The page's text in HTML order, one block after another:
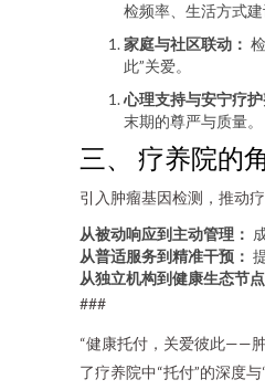
检频率、生活方式
家庭与社区联动：
此”关爱。
心理支持与安宁疗护
末期的尊严与质量。
三、 疗养院的
引入肿瘤基因检测，推动
从被动响应到主动管理：
从普适服务到精准干预：
从独立机构到健康生态节点
###
“健康托付，关爱彼此——
了疗养院中“托付”的深度